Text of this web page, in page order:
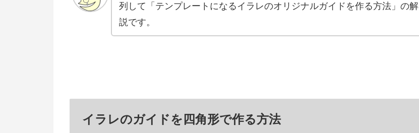
列して「テンプレートになるイラレのオリジナルガイドを作る方法」の解
説です。
イラレのガイドを四角形で作る方法